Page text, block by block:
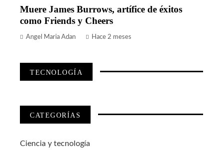
Muere James Burrows, artífice de éxitos
como Friends y Cheers
Angel Maria Adan Hace 2 meses
TECNOLOGÍA
CATEGORÍAS
Ciencia y tecnología